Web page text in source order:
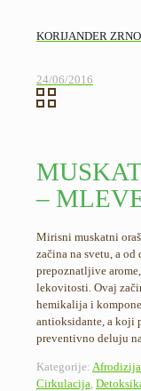
KORIJANDER ZRNO
24/06/2016
–
Mirisni muskatni
začina na svetu, a
prepoznatljive
lekovitosti. Ovaj
hemikalija i
antioksidante, a koji
preventivno deluju
Kategorije:
Cirkulacija